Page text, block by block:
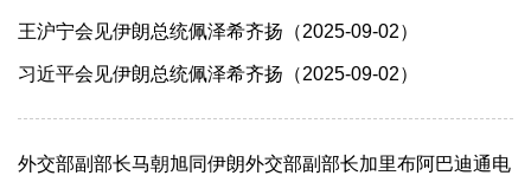
王沪宁会见伊朗总统佩泽希齐扬（2025-09-02）
习近平会见伊朗总统佩泽希齐扬（2025-09-02）
外交部副部长马朝旭同伊朗外交部副部长加里布阿巴迪通电